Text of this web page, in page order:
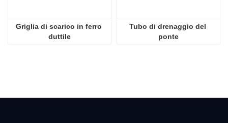
Griglia di scarico in ferro
duttile
Tubo di drenaggio del
ponte